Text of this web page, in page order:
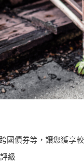
國債券等，讓您獲享
級